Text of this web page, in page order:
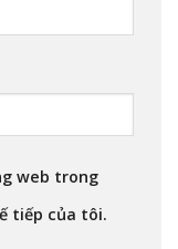
web trong
tiếp của tôi.